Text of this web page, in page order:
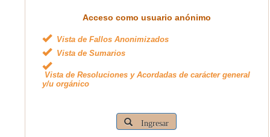
Acceso como usuario anónimo
Vista de Fallos Anonimizados
Vista de Sumarios
Vista de Resoluciones y Acordadas de carácter general
y/u orgánico
Ingresar